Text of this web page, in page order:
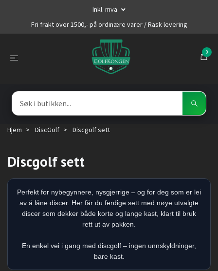
Inkl. mva
Fri frakt over 1500,- på ordinære varer / Rask levering
0
Hjem DiscGolf Discgolf sett
Discgolf sett
Perfekt for nybegynnere, nysgjerrige – og for deg som er lei
av å låne discer. Her får du ferdige sett med nøye utvalgte
discer som dekker både korte og lange kast, klart til bruk
rett ut av pakken.
En enkel vei i gang med discgolf – ingen unnskyldninger,
bare kast.